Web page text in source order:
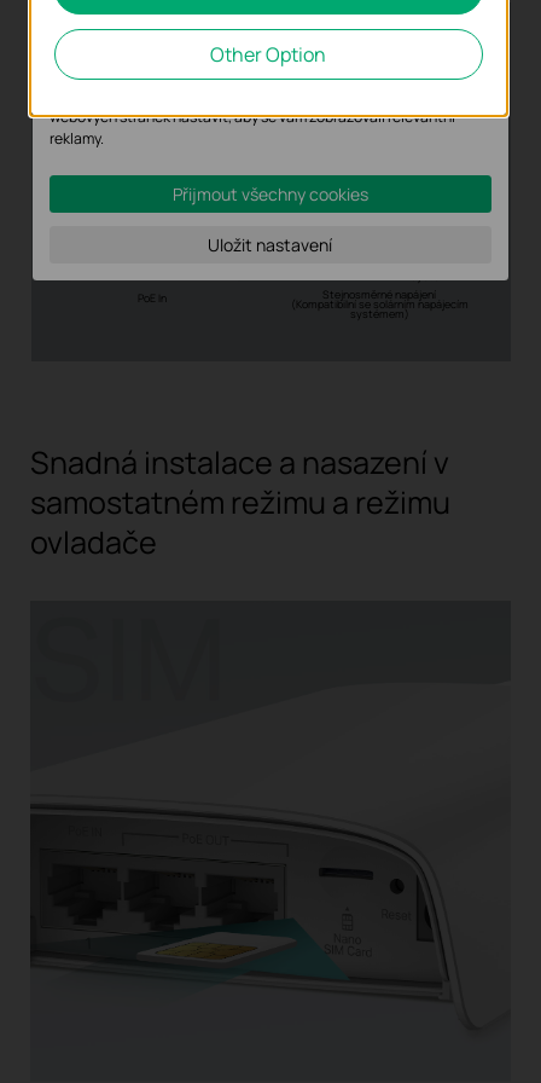
Stejnosměrné
PoE In
Stejnosměrné napájení
(Kompatibilní se solárním napájecím
systémem)
Snadná instalace a nasazení v
samostatném režimu a režimu
ovladače
Other Option
našich webových stránkách za účelem zlepšení a přizpůsobení
jejich funkčnosti.
webových stránek nastavit, aby se vám zobrazovali relevantní
reklamy.
Přijmout všechny cookies
Uložit nastavení